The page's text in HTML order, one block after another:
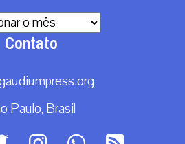
Contato
Paulo, Brasil